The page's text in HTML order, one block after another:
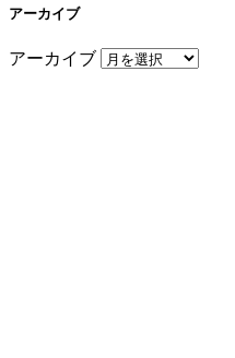
アーカイブ
アーカイブ